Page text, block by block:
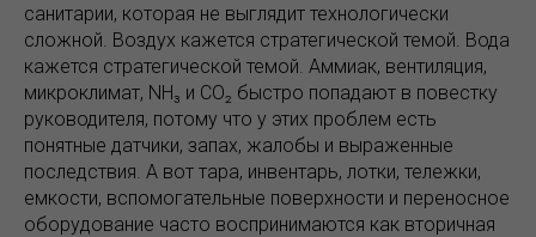
санитарии, которая не выглядит технологически
сложной. Воздух кажется стратегической темой. Вода
кажется стратегической темой. Аммиак, вентиляция,
микроклимат, NH₃ и CO₂ быстро попадают в повестку
руководителя, потому что у этих проблем есть
понятные датчики, запах, жалобы и выраженные
последствия. А вот тара, инвентарь, лотки, тележки,
емкости, вспомогательные поверхности и переносное
оборудование часто воспринимаются как вторичная